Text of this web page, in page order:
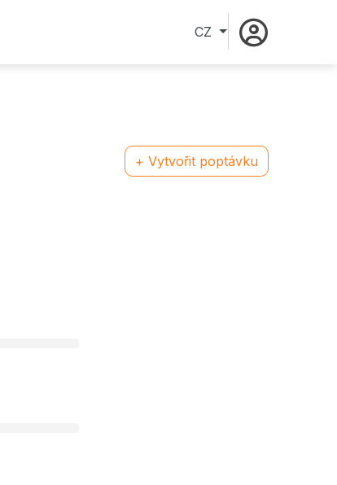
CZ
+ Vytvořit poptávku